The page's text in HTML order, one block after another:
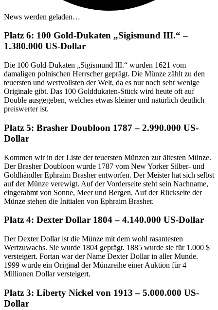
News werden geladen…
Platz 6: 100 Gold-Dukaten „Sigismund III.“ –
1.380.000 US-Dollar
Die 100 Gold-Dukaten „Sigismund III.“ wurden 1621 vom
damaligen polnischen Herrscher geprägt. Die Münze zählt zu den
teuersten und wertvollsten der Welt, da es nur noch sehr wenige
Originale gibt. Das 100 Golddukaten-Stück wird heute oft auf
Double ausgegeben, welches etwas kleiner und natürlich deutlich
preiswerter ist.
Platz 5: Brasher Doubloon 1787 – 2.990.000 US-
Dollar
Kommen wir in der Liste der teuersten Münzen zur ältesten Münze.
Der Brasher Doubloon wurde 1787 vom New Yorker Silber- und
Goldhändler Ephraim Brasher entworfen. Der Meister hat sich selbst
auf der Münze verewigt. Auf der Vorderseite steht sein Nachname,
eingerahmt von Sonne, Meer und Bergen. Auf der Rückseite der
Münze stehen die Initialen von Ephraim Brasher.
Platz 4: Dexter Dollar 1804 – 4.140.000 US-Dollar
Der Dexter Dollar ist die Münze mit dem wohl rasantesten
Wertzuwachs. Sie wurde 1804 geprägt. 1885 wurde sie für 1.000 $
versteigert. Fortan war der Name Dexter Dollar in aller Munde.
1999 wurde ein Original der Münzreihe einer Auktion für 4
Millionen Dollar versteigert.
Platz 3: Liberty Nickel von 1913 – 5.000.000 US-
Dollar